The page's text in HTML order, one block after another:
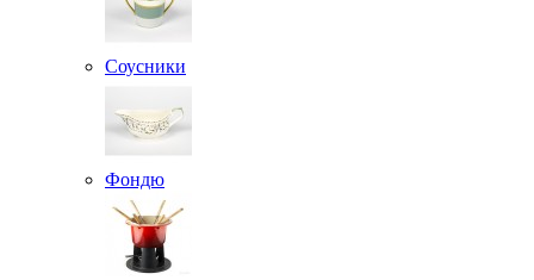
Соусники
Фондю